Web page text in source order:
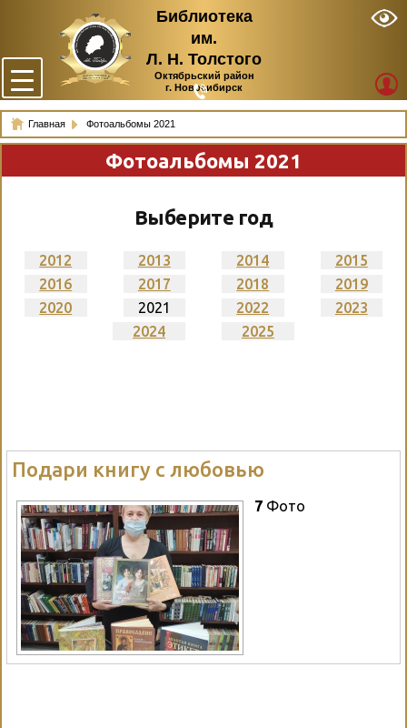
Библиотека
им.
Л. Н. Толстого
Октябрьский район
г. Новосибирск
Главная Фотоальбомы 2021
Фотоальбомы 2021
Выберите год
2012 2013 2014
2015
2016
2017 2018
2019
2020
2021 2022
2023
2024
2025
Подари книгу с любовью
7 Фото